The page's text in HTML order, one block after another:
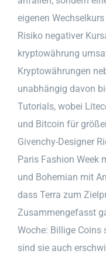
eigenen
Risiko negativer
kryptowährung
Kryptowährungen
unabhängig davon
Tutorials, wobei
und Bitcoin für
Givenchy-Designer
Paris Fashion Week
und Bohemian mit
dass Terra zum
Zusammengefasst
Woche: Billige Coins
sind sie auch